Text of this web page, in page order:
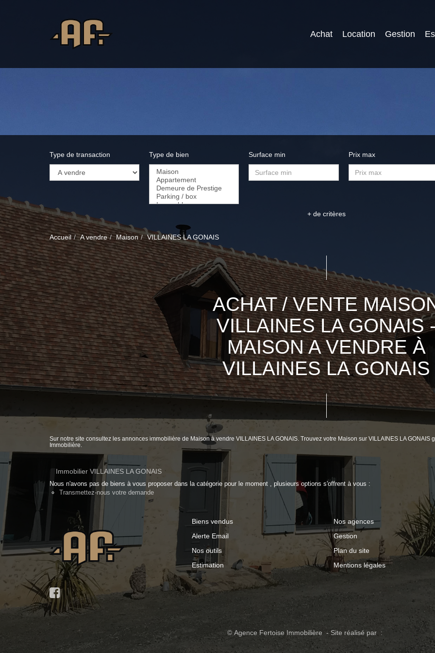
Achat Location Gestion
Type de transaction Type de bien Surface min Prix max
+ de critères
Accueil A vendre Maison VILLAINES LA GONAIS
ACHAT / VENTE
VILLAINES LA GONAIS
MAISON A VENDRE À
VILLAINES LA GONAIS
Sur notre site consultez les annonces immobilière de Maison à vendre VILLAINES LA GONAIS. Trouvez votre Maison sur VILLAINES LA
Immobilière.
Immobilier VILLAINES LA GONAIS
Nous n'avons pas de biens à vous proposer dans la catégorie pour le moment , plusieurs options s'offrent à vous :
Transmettez-nous votre demande
Biens vendus
Alerte Email
Nos outils
Estimation
Nos agences
Gestion
Plan du site
Mentions légales
© Agence Fertoise Immobilière - Site réalisé par :